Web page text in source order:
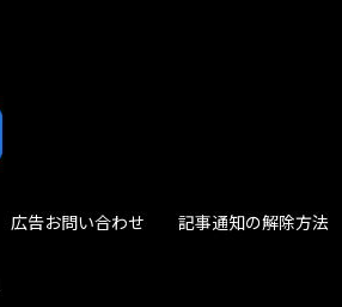
広告お問い合わせ 記事通知の解除方法